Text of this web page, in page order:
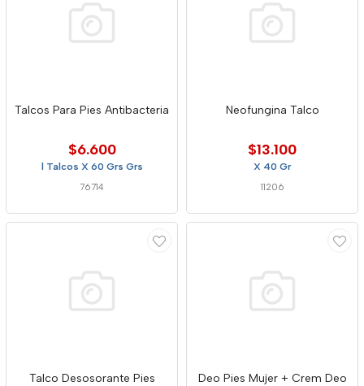
Talcos Para Pies Antibacteria
$6.600
l Talcos X 60 Grs Grs
76714
Neofungina Talco
$13.100
X 40 Gr
11206
Talco Desosorante Pies
Deo Pies Mujer + Crem Deo